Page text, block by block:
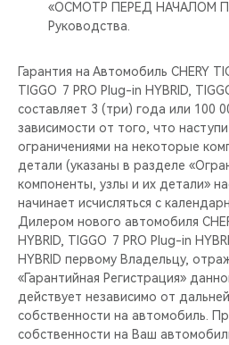
«ОСМОТР ПЕРЕД НАЧАЛОМ
Руководства.
Гарантия на Автомобиль CHERY
TIGGO 7 PRO Plug-in HYBRID,
составляет 3 (три) года или 100
зависимости от того, что
ограничениями на некоторые
детали (указаны в разделе
компоненты, узлы и их детали»
начинает исчисляться с
Дилером нового автомобиля
HYBRID, TIGGO 7 PRO Plug-in
HYBRID первому Владельцу,
«Гарантийная Регистрация»
действует независимо от
собственности на автомобиль.
собственности на Ваш